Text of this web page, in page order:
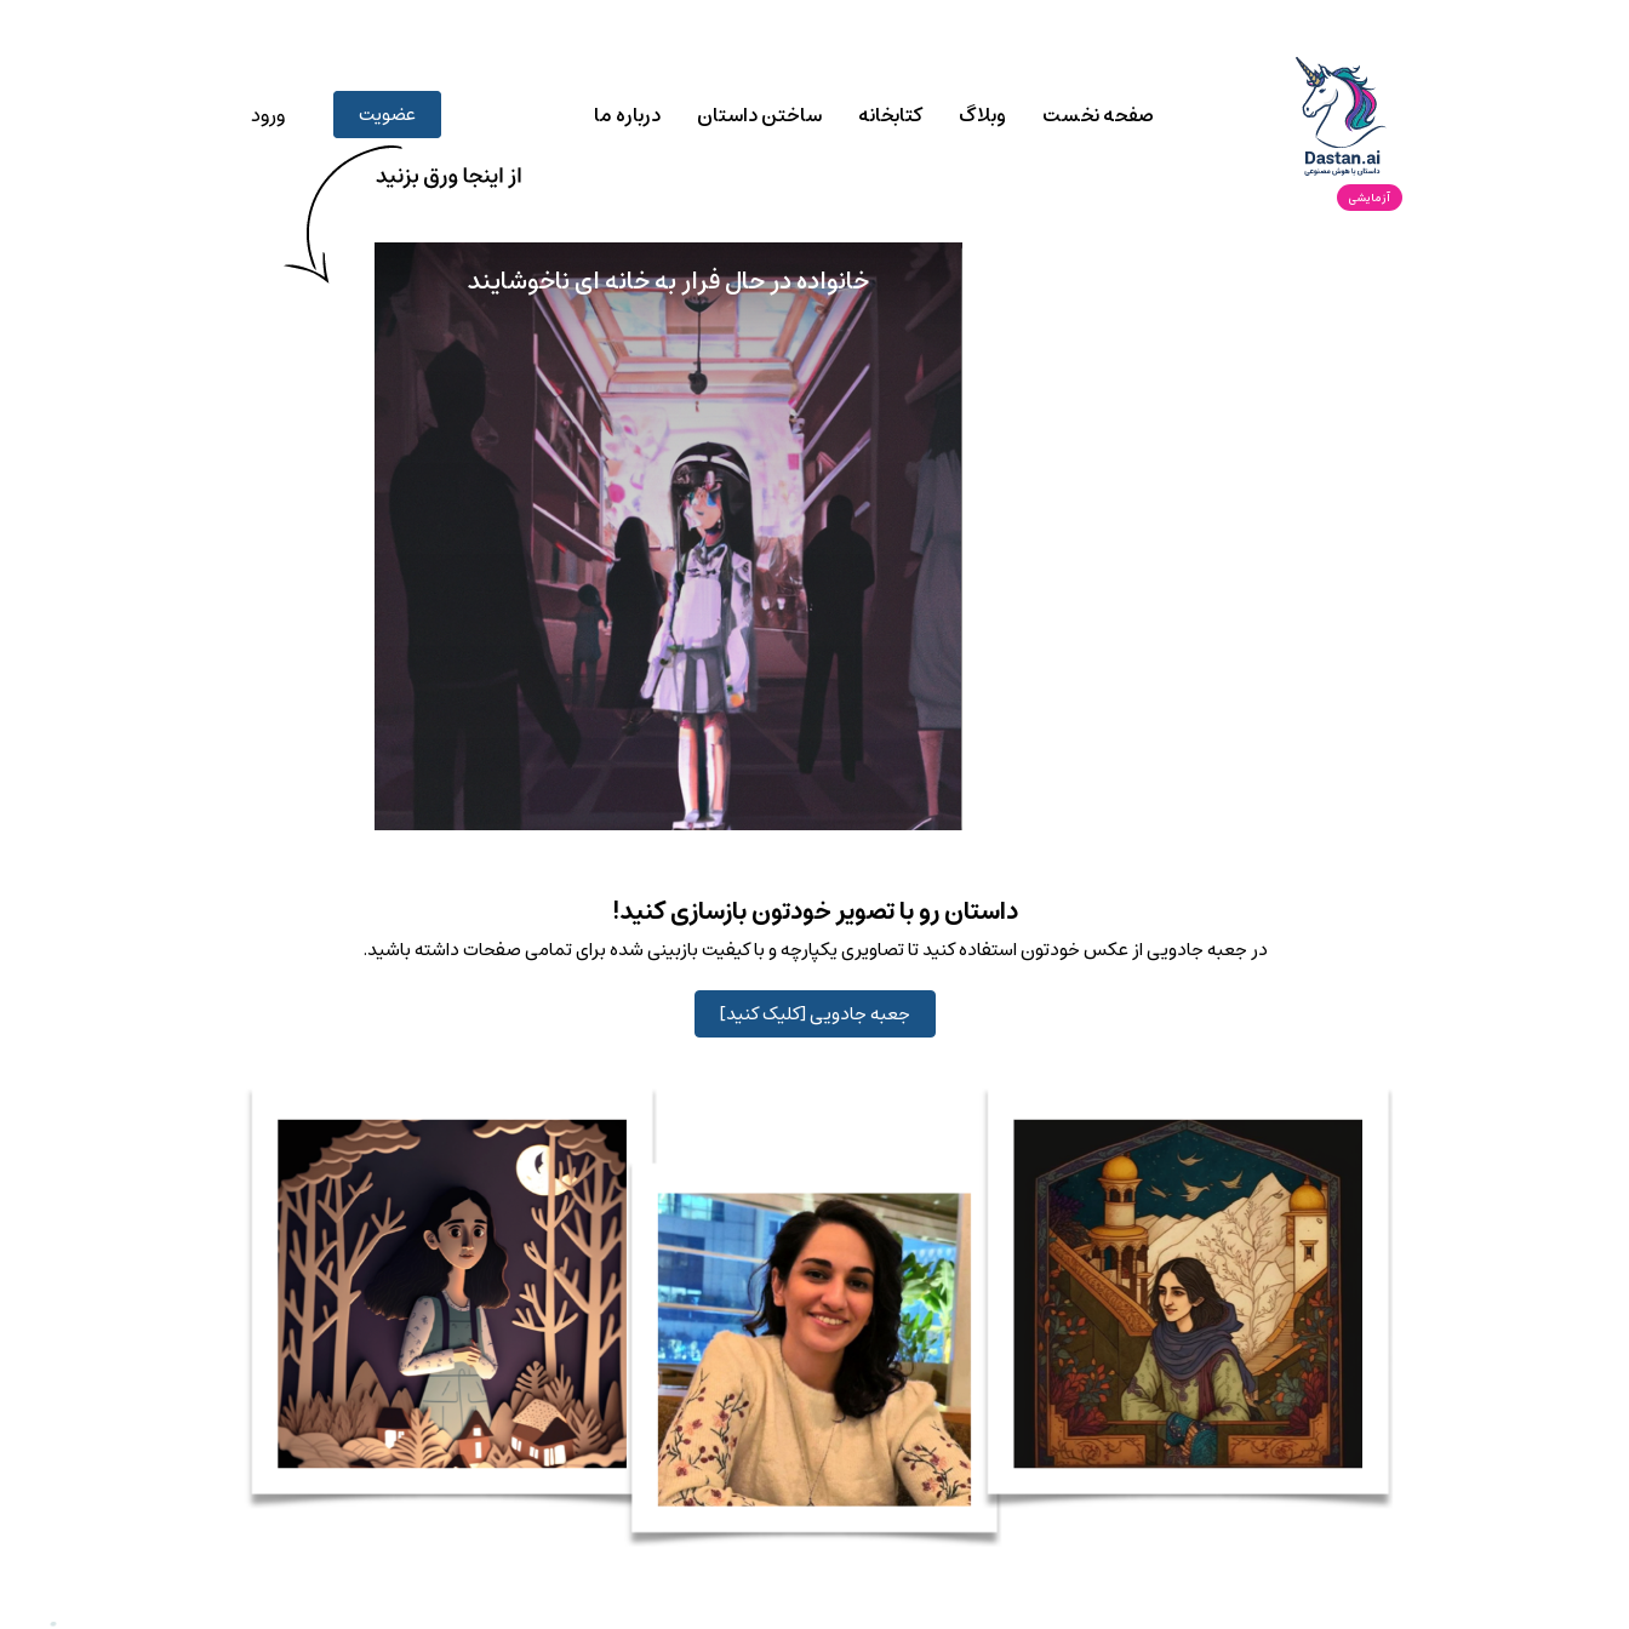
آزمایشی
ورود عضویت صفحه نخست وبلاگ کتابخانه ساختن داستان درباره ما
خانواده در حال فرار به خانه ای ناخوشایند
داستان رو با تصویر خودتون بازسازی کنید!
در جعبه جادویی از عکس خودتون استفاده کنید تا تصاویری یکپارچه و با کیفیت بازبینی شده برای تمامی صفحات داشته باشید.
جعبه جادویی [کلیک کنید]